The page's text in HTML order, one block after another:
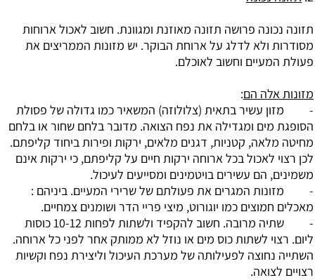
תזונה נכונה פרושה תזונה מאוזנת ומגוונת. חשוב לאכול ארוחות
מסודרות ולא לדלג על ארוחת הבוקר. יש מזונות הממריצים את
פעולת המעיים וחשוב לאוכלם.
מזונות אלה הם:
- מזון עשיר בתאית (צלולוזה) המשאיר כמו גדולה של פסולת
הסופגת מים ומגדילה את נפח הצואה. מדובר בלחם שחור או בלחם
מחיטה מלאה, קטניות, דגנים מלאים, ירקות ופירות ביחוד קליפתם.
לכן רצוי לאכול בכל ארוחה ירקות חיים על קליפתם, כי ירקות אינם
משמינים, הם עשירים בויטמינים ומסייעים לעיכול.
- מזונות המגרים את פעולתם של שרירי המעיים. ביניהם :
מאכלים חמוצים כמו יוגורוט, מיצי פריי הדר ושומנים צמחיים.
- שתיה מרובה. חשוב להקפיד ולשתות לפחות 10-12 כוסות
ליום. רצוי לשתות כוס מים או נוזל לא ממותק אחר לפני כל ארוחה.
השתייה נחוצה לפעילותה של מערכת העיכול וליצירת נפח וקשיות
רצויים לצואה.